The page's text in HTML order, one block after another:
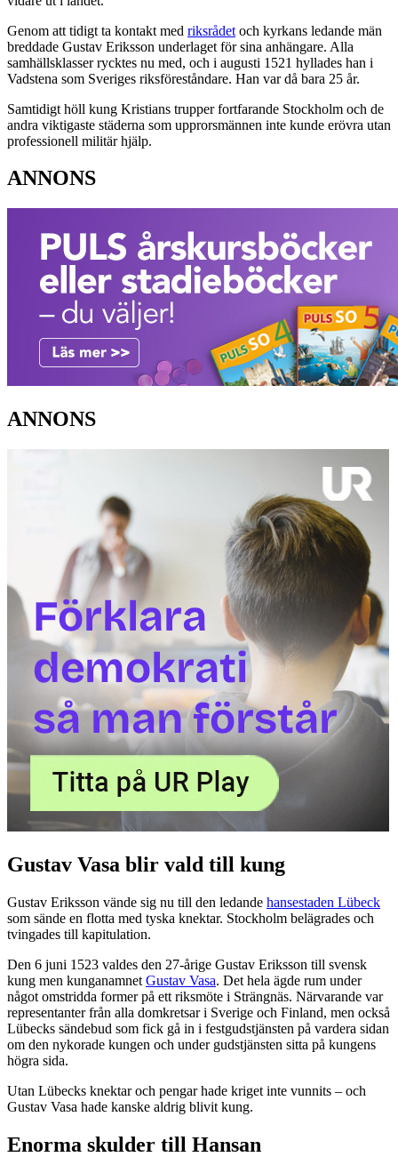
Genom att tidigt ta kontakt med riksrådet och kyrkans ledande män
breddade Gustav Eriksson underlaget för sina anhängare. Alla
samhällsklasser rycktes nu med, och i augusti 1521 hyllades han i
Vadstena som Sveriges riksföreståndare. Han var då bara 25 år.
Samtidigt höll kung Kristians trupper fortfarande Stockholm och de
andra viktigaste städerna som upprorsmännen inte kunde erövra utan
professionell militär hjälp.
ANNONS
ANNONS
Gustav Vasa blir vald till kung
Gustav Eriksson vände sig nu till den ledande hansestaden Lübeck
som sände en flotta med tyska knektar. Stockholm belägrades och
tvingades till kapitulation.
Den 6 juni 1523 valdes den 27-årige Gustav Eriksson till svensk
kung men kunganamnet Gustav Vasa. Det hela ägde rum under
något omstridda former på ett riksmöte i Strängnäs. Närvarande var
representanter från alla domkretsar i Sverige och Finland, men också
Lübecks sändebud som fick gå in i festgudstjänsten på vardera sidan
om den nykorade kungen och under gudstjänsten sitta på kungens
högra sida.
Utan Lübecks knektar och pengar hade kriget inte vunnits – och
Gustav Vasa hade kanske aldrig blivit kung.
Enorma skulder till Hansan